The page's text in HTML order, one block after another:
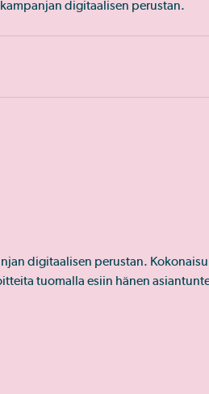
digitaalisen perustan.
digitaalisen perustan.
tuomalla esiin hänen